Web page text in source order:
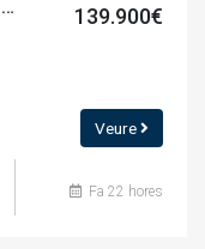
Sòl urbà, 114.00 m², calle major, 84 139.900€
Veure
Fa 22 hores